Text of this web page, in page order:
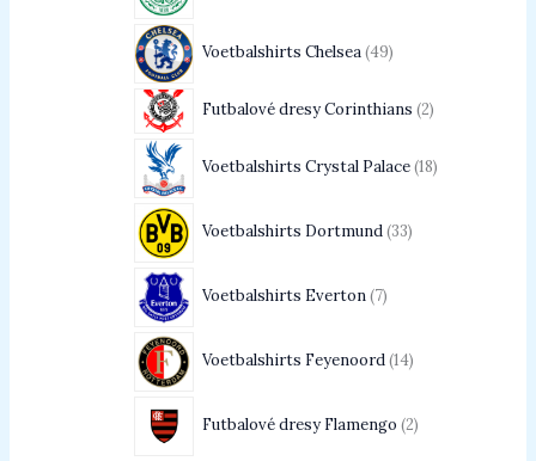
Voetbalshirts Chelsea 49
Futbalové dresy Corinthians 2
Voetbalshirts Crystal Palace 18
Voetbalshirts Dortmund 33
Voetbalshirts Everton 7
Voetbalshirts Feyenoord 14
Futbalové dresy Flamengo 2